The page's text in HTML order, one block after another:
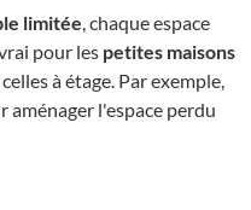
limitée , chaque espace
pour les petites maisons
à étage. Par exemple,
aménager l'espace perdu